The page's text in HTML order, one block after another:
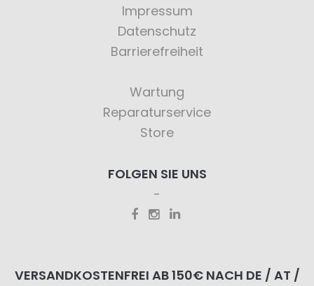
Impressum
Datenschutz
Barrierefreiheit
Wartung
Reparaturservice
Store
FOLGEN SIE UNS
VERSANDKOSTENFREI AB 150€ NACH DE / AT /